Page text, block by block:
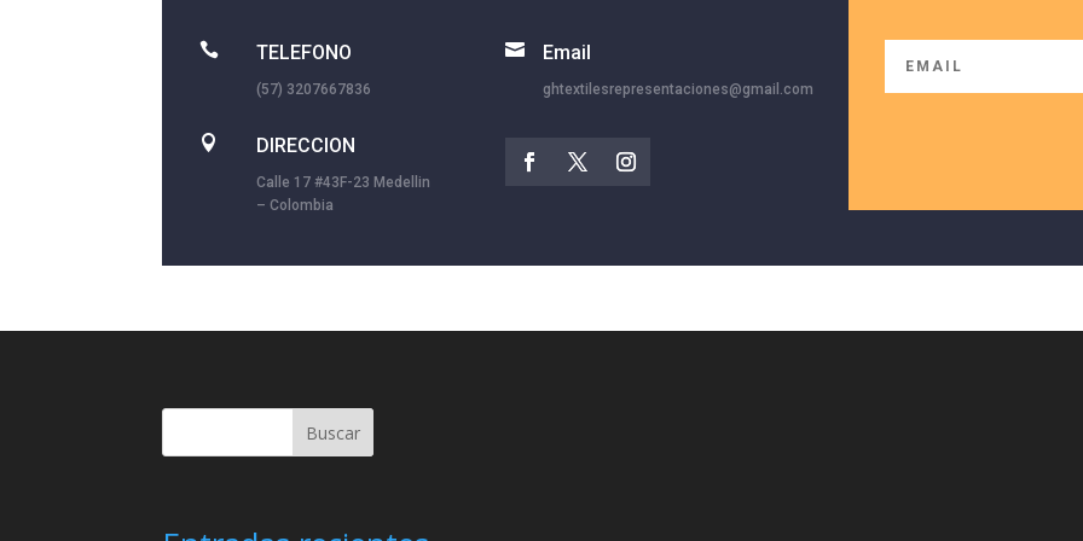
 TELEFONO
(57) 3207667836
 DIRECCION
Calle 17 #43F-23 Medellin
– Colombia
 Email
ghtextilesrepresentaciones@gmail.com
Buscar